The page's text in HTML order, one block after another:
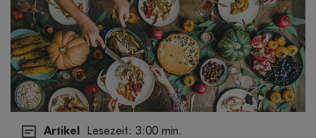
Artikel Lesezeit: 3:00 min.